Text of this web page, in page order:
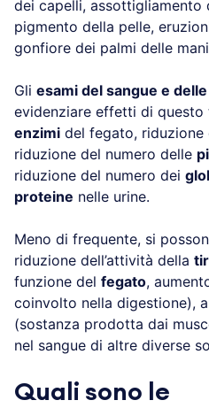
dei capelli, assottigliamento
pigmento della pelle,
gonfiore dei palmi delle
Gli esami del sangue e
evidenziare effetti di questo
enzimi del fegato, riduzione
riduzione del numero delle
riduzione del numero dei
proteine nelle urine.
Meno di frequente, si
riduzione dell’attività della
funzione del fegato,
coinvolto nella digestione),
(sostanza prodotta dai
nel sangue di altre diverse
Quali sono le